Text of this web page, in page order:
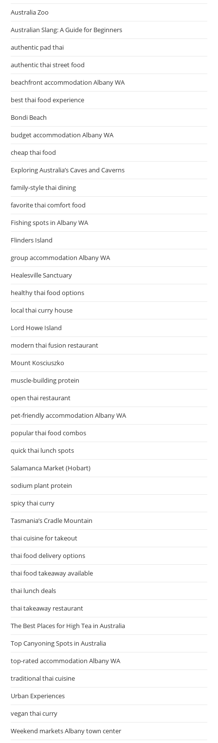
Australia Zoo
Australian Slang: A Guide for Beginners
authentic pad thai
authentic thai street food
beachfront accommodation Albany WA
best thai food experience
Bondi Beach
budget accommodation Albany WA
cheap thai food
Exploring Australia’s Caves and Caverns
family-style thai dining
favorite thai comfort food
Fishing spots in Albany WA
Flinders Island
group accommodation Albany WA
Healesville Sanctuary
healthy thai food options
local thai curry house
Lord Howe Island
modern thai fusion restaurant
Mount Kosciuszko
muscle-building protein
open thai restaurant
pet-friendly accommodation Albany WA
popular thai food combos
quick thai lunch spots
Salamanca Market (Hobart)
sodium plant protein
spicy thai curry
Tasmania’s Cradle Mountain
thai cuisine for takeout
thai food delivery options
thai food takeaway available
thai lunch deals
thai takeaway restaurant
The Best Places for High Tea in Australia
Top Canyoning Spots in Australia
top-rated accommodation Albany WA
traditional thai cuisine
Urban Experiences
vegan thai curry
Weekend markets Albany town center